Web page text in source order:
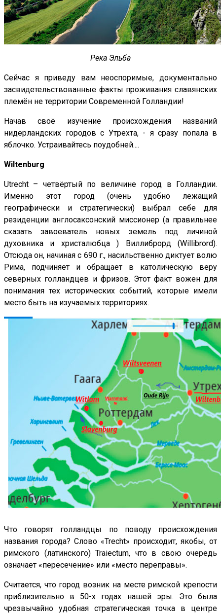
Река Эльба
Сейчас я приведу вам неоспоримые, документально
засвидетельствованные факты проживания славянских
племён не территории Современной Голландии!
Начав своё изучение происхождения названий
нидерландских городов с Утрехта, - я сразу попала в
яблочко. Устраивайтесь поудобней....
Wiltenburg
Utrecht – четвёртый по величине город в Голландии.
Именно этот город (очень удобно лежащий
географически и стратегически) выбрал себе для
резиденции англосаксонский миссионер (а правильнее
сказать завоеватель новых земель под личиной
духовника и христалюбца ) Виллиброрд (Willibrord).
Отсюда он, начиная с 690 г., насильственно диктует волю
Рима, подчиняет и обращает в католическую веру
северных голландцев и фризов. Этот факт вожен для
понимания тех исторических событий, которые имели
место быть на изучаемых территориях.
Что говорят голландцы по поводу происхождения
названия города? Слово «Trecht» происходит, якобы, от
римского (латинского) Traiectum, что в свою очередь
означает «пересечение» или «место переправы».
Считается, что город возник на месте римской крепости
приблизительно в 50-х годах нашей эры. Это была
чрезвычайно удобная стратегическая точка в центре